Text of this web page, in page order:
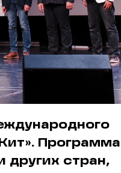
Программа
стран,